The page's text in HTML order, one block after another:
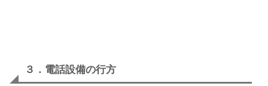
３．電話設備の行方